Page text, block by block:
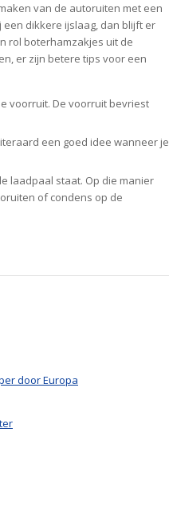
van de autoruiten met een
dikkere ijslaag, dan blijft er
rol boterhamzakjes uit de
er zijn betere tips voor een
voorruit. De voorruit bevriest
een goed idee wanneer je
laadpaal staat. Op die manier
of condens op de
door Europa